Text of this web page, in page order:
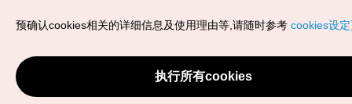
Copyrights (c) 韩国旅游发展局版权所有
VISITKOREA官方邮箱
chnsim@knto.or.kr
预确认cookies相关的详细信息及使用理由等,请随时参考 cookies设
执行所有cookies